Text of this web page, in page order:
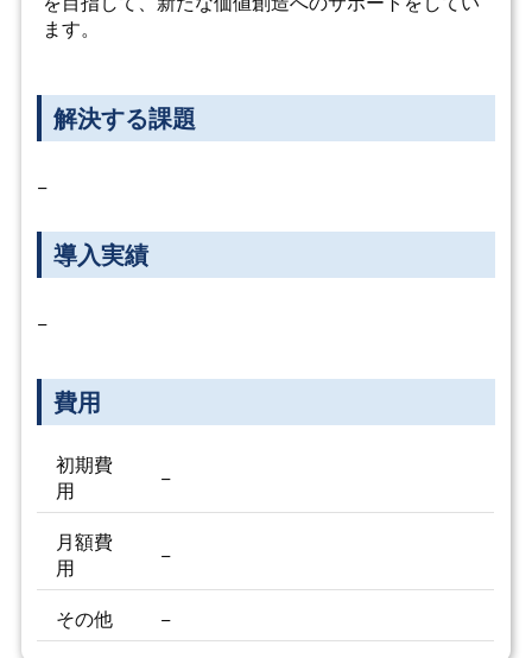
ます。
解決する課題
−
導入実績
−
費用
初期費
用
−
月額費
用
−
その他 −